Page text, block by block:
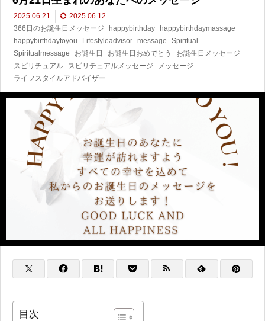
2025.06.21
2025.06.12
366日のお誕生日メッセージ
happybirthday
happybirthdaymassage
happybirthdaytoyou
Lifestyleadvisor message
Spiritual
Spiritualmessage
お誕生日 お誕生日おめでとう
お誕生日メッセージ
スピリチュアル
スピリチュアルメッセージ
メッセージ
ライフスタイルアドバイザー
目次